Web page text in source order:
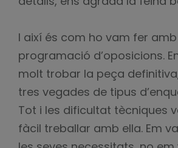
I així és com ho vam fer
programació d’oposicions.
molt trobar la peça
tres vegades de tipus
Tot i les dificultat tècniques
fàcil treballar amb ella. Em